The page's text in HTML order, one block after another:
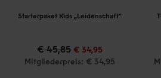
Starterpaket Kids „Leidenschaft“
€ 45,85 € 34,95
Mitgliederpreis: € 34,95